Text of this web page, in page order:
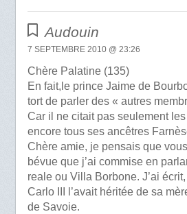
Audouin
7 SEPTEMBRE 2010 @ 23:26
Chère Palatine (135)
En fait,le prince Jaime de
tort de parler des « autres
Car il ne citait pas seulement
encore tous ses ancêtres
Chère amie, je pensais que
bévue que j’ai commise en
reale ou Villa Borbone. J’ai
Carlo III l’avait héritée de sa
de Savoie.